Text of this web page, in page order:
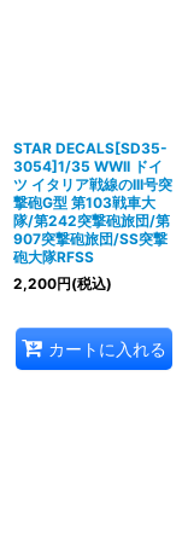
STAR DECALS[SD35-
3054]1/35 WWII ドイ
ツ イタリア戦線のIII号突
撃砲G型 第103戦車大
隊/第242突撃砲旅団/第
907突撃砲旅団/SS突撃
砲大隊RFSS
2,200円(税込)
カートに入れる